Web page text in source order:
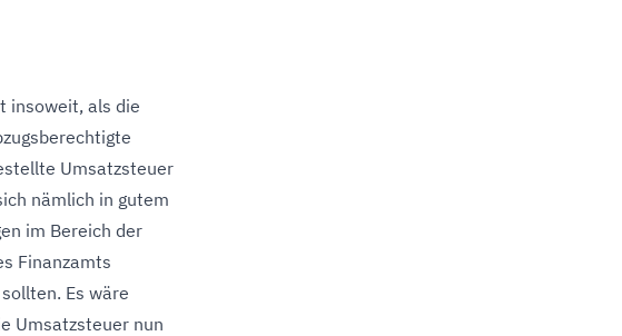
insoweit, als die
Umsatzsteuer
nämlich in gutem
im Bereich der
Finanzamts
Es wäre
Umsatzsteuer nun